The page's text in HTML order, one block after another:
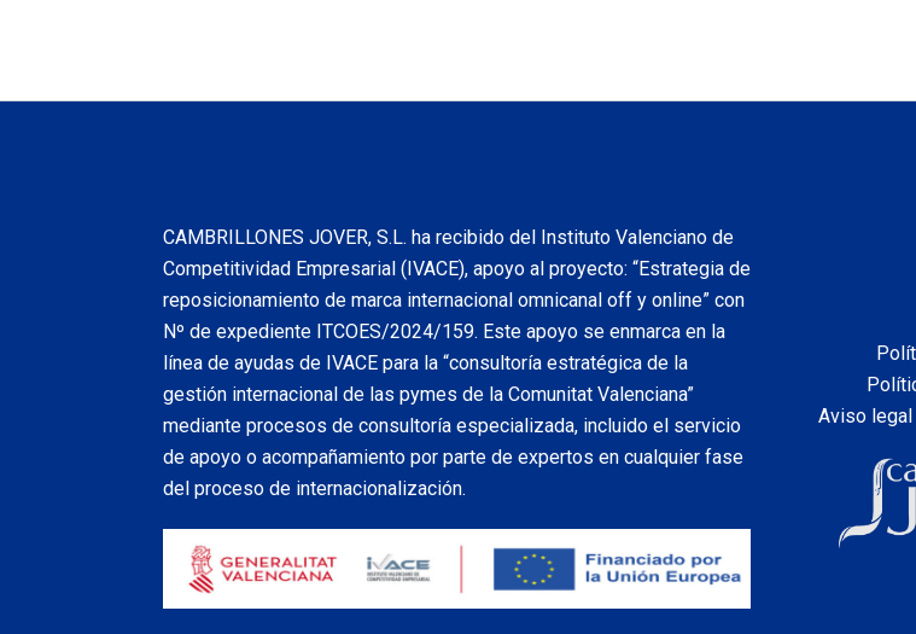
CAMBRILLONES JOVER, S.L. ha recibido del Instituto Valenciano de
Competitividad Empresarial (IVACE), apoyo al proyecto: “Estrategia de
reposicionamiento de marca internacional omnicanal off y online” con
Nº de expediente ITCOES/2024/159. Este apoyo se enmarca en la
línea de ayudas de IVACE para la “consultoría estratégica de la
gestión internacional de las pymes de la Comunitat Valenciana”
mediante procesos de consultoría especializada, incluido el servicio
de apoyo o acompañamiento por parte de expertos en cualquier fase
del proceso de internacionalización.
Aviso